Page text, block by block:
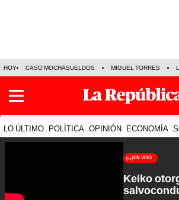
HOY CASO MOCHASUELDOS MIGUEL TORRES
LO ÚLTIMO POLÍTICA OPINIÓN ECONOMÍA
EN VIVO
Keiko